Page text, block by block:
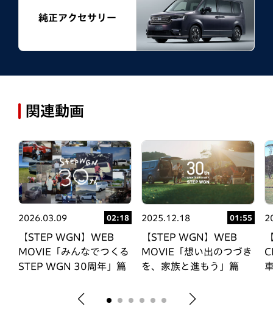
純正アクセサリー
関連動画
2026.03.09 02:18
【STEP WGN】WEB
MOVIE「みんなでつくる
STEP WGN 30周年」篇
2025.12.18 01:55
【STEP WGN】WEB
MOVIE「想い出のつづき
を、家族と進もう」篇